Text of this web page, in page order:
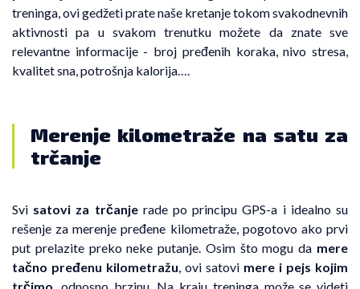
treninga, ovi gedžeti prate naše kretanje tokom svakodnevnih
aktivnosti pa u svakom trenutku možete da znate sve
relevantne informacije - broj pređenih koraka, nivo stresa,
kvalitet sna, potrošnja kalorija….
Merenje kilometraže na satu za
trčanje
Svi satovi za trčanjerade po principu GPS-a i idealno su
rešenje za merenje pređene kilometraže, pogotovo ako prvi
put prelazite preko neke putanje. Osim što mogu da mere
tačno pređenu kilometražu , ovi satovi mere i pejs kojim